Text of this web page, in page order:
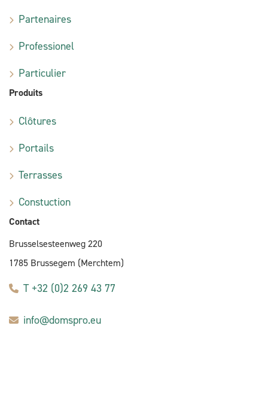
Partenaires
Professionel
Particulier
Produits
Clôtures
Portails
Terrasses
Constuction
Contact
Brusselsesteenweg 220
1785 Brussegem (Merchtem)
T +32 (0)2 269 43 77
info@domspro.eu